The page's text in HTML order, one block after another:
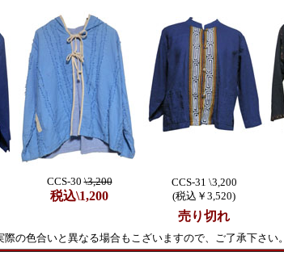
CCS-30\3,200
税込\1,200
CCS-31 \3,200
(税込￥3,520)
売り切れ
際の色合いと異なる場合もこざいますので、ご了承下さい。